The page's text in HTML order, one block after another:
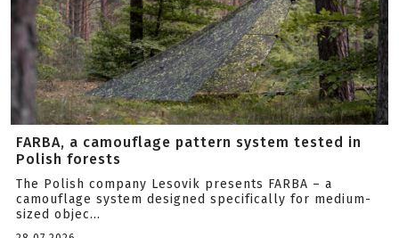
FARBA, a camouflage pattern system tested in
Polish forests
The Polish company Lesovik presents FARBA – a
camouflage system designed specifically for medium-
sized objec...